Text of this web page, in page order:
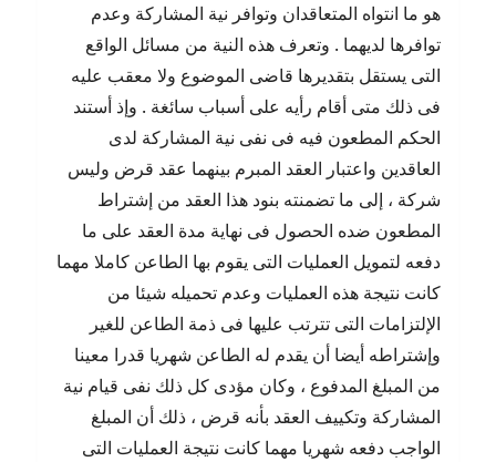
هو ما انتواه المتعاقدان وتوافر نية المشاركة وعدم
توافرها لديهما . وتعرف هذه النية من مسائل الواقع
التى يستقل بتقديرها قاضى الموضوع ولا معقب عليه
فى ذلك متى أقام رأيه على أسباب سائغة . وإذ أستند
الحكم المطعون فيه فى نفى نية المشاركة لدى
العاقدين واعتبار العقد المبرم بينهما عقد قرض وليس
شركة ، إلى ما تضمنته بنود هذا العقد من إشتراط
المطعون ضده الحصول فى نهاية مدة العقد على ما
دفعه لتمويل العمليات التى يقوم بها الطاعن كاملا مهما
كانت نتيجة هذه العمليات وعدم تحميله شيئا من
الإلتزامات التى تترتب عليها فى ذمة الطاعن للغير
وإشتراطه أيضا أن يقدم له الطاعن شهريا قدرا معينا
من المبلغ المدفوع ، وكان مؤدى كل ذلك نفى قيام نية
المشاركة وتكييف العقد بأنه قرض ، ذلك أن المبلغ
الواجب دفعه شهريا مهما كانت نتيجة العمليات التى